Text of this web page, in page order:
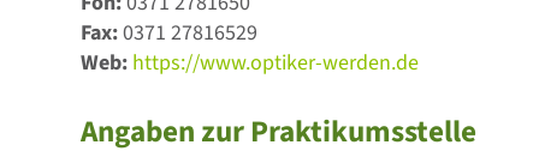
Fax:0371 27816529
Web: https://www.optiker-werden.de
Angaben zur Praktikumsstelle